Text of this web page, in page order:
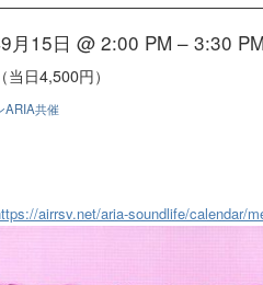
月15日 @ 2:00 PM – 3:30
日4,500円）
ARIA共催
airrsv.net/aria-soundlife/calendar/